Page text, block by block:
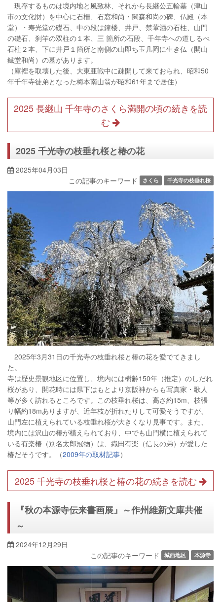
現存するものは境内地と風致林、それから長継公五輪墓（津山
市の文化財）を中心に石柵、石窓和尚・関森和尚の碑、仏殿（本
堂）・寿光堂の礎石、中の段は鐘楼、井戸、禁葷酒の石柱、山門
の礎石、刹竿の双柱の１本、三 箇所の石段、千年寺への道しるべ
石柱２本、下に井戸１箇所と南側の山即ち玉几岡に生き仏（開山
鐡堂和尚）の墓があります。
（庫裡を取壊した後、大東亜戦中に疎開して来ておられ、昭和50
年千年寺徒弟となった梅本南山翁が昭和61年まで居住）
2025 長継山 千年寺のさくら満開の頃の続きを読
む
2025 千光寺の枝垂れ桜と椿の花
2025年04月03日
この記事のキーワード
さくら 千光寺の枝垂れ桜
2025年3月31日の千光寺の枝垂れ桜と椿の花を愛でてきまし
た。
寺は歴史景観地区に位置し、境内には樹齢150年（推定）のしだれ
桜があり、開花時には県下はもとより京阪神からも写真家・歌人
等が多く訪れるところです。この枝垂れ桜は、高さ約15m、枝張
り幅約18mありますが、近年枝が折れたりして可愛そうですが、
山門左に植えられている枝垂れ桜が大きくなり見事です。また、
境内には沢山の椿が植えられており、中でも山門横に植えられて
いる有楽椿（別名太郎冠物）は、織田有楽（信長の弟）が愛した
椿だそうです。（2009年の取材記事）
2025 千光寺の枝垂れ桜と椿の花の続きを読む
『秋の本源寺伝来書画展』～作州維新文庫共催
～
2024年12月29日
この記事のキーワード
城西地区 本源寺